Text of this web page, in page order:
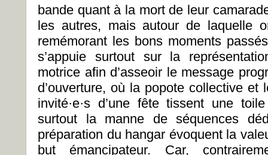
bande quant à la mort de leur
les autres, mais autour de laquelle
remémorant les bons moments
s’appuie surtout sur la
motrice afin d’asseoir le message
d’ouverture, où la popote collective
invité·e·s d’une fête tissent une
surtout la manne de séquences
préparation du hangar évoquent la
but émancipateur. Car,